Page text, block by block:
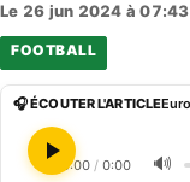
Le 26 jun 2024 à 07:43
FOOTBALL
🎧 ÉCOUTER L'ARTICLE
0:00 / 0:00 🔊